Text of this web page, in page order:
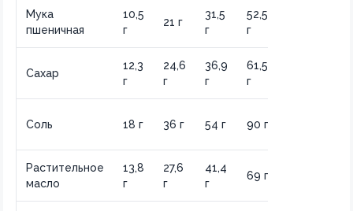
Мука
пшеничная
10,5
г
21 г
31,5
г
52,5
г
Сахар
12,3
г
24,6
г
36,9
г
61,5
г
Соль 18 г 36 г 54 г 90 г
Растительное
масло
13,8
г
27,6
г
41,4
г
69 г